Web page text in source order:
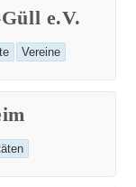
e.V.
Vereine